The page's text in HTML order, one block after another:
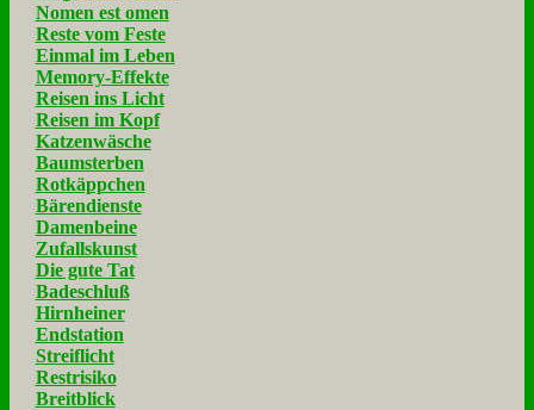
Nomen est omen
Reste vom Feste
Einmal im Leben
Memory-Effekte
Reisen ins Licht
Reisen im Kopf
Katzenwäsche
Baumsterben
Rotkäppchen
Bärendienste
Damenbeine
Zufallskunst
Die gute Tat
Badeschluß
Hirnheiner
Endstation
Streiflicht
Restrisiko
Breitblick